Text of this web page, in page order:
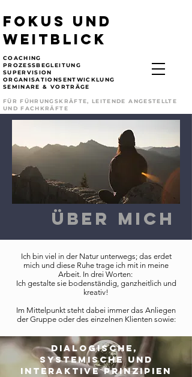
FOKUS UND
WEITBLICK
COACHING
PROZESSBEGLEITUNG
SUPERVISION
ORGANISATIONSENTWICKLUNG
SEMINARE & VORTRÄGE
FÜR FÜHRUNGSKRÄFTE, LEITENDE ANGESTELLTE
UND FACHKRÄFTE
Über mich
Ich bin viel in der Natur unterwegs; das erdet
mich und diese Ruhe trage ich mit in meine
Arbeit. In drei Worten:
Ich gestalte sie bodenständig, ganzheitlich und
kreativ!
Im Mittelpunkt steht dabei immer das Anliegen
der Gruppe oder des einzelnen Klienten sowie:
DIALOGISCHE,
SYSTEMISCHE UND
INTERAKTIVE PRINZIPIEN